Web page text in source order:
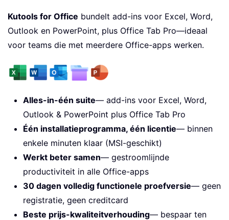
Kutools for Office bundelt add-ins voor Excel, Word,
Outlook en PowerPoint, plus Office Tab Pro—ideaal
voor teams die met meerdere Office-apps werken.
Alles-in-één suite— add-ins voor Excel, Word,
Outlook & PowerPoint plus Office Tab Pro
Één installatieprogramma, één licentie— binnen
enkele minuten klaar (MSI-geschikt)
Werkt beter samen— gestroomlijnde
productiviteit in alle Office-apps
30 dagen volledig functionele proefversie— geen
registratie, geen creditcard
Beste prijs-kwaliteitverhouding— bespaar ten